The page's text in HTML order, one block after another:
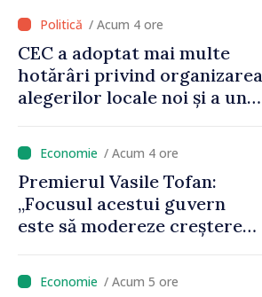
peste 500 de milioane de lei
la buget / Acum 4 ore
CEC a adoptat mai multe
hotărâri privind organizarea
alegerilor locale noi și a unui
Delacău, raionul Anenii Noi
/ Acum 4 ore
Premierul Vasile Tofan:
„Focusul acestui guvern
este să modereze creșterea
/ Acum 5 ore